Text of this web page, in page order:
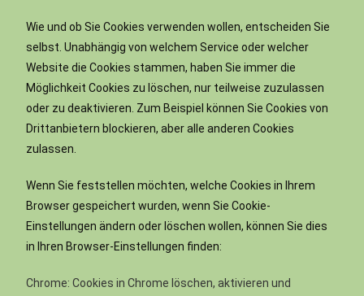
Wie und ob Sie Cookies verwenden wollen, entscheiden Sie
selbst. Unabhängig von welchem Service oder welcher
Website die Cookies stammen, haben Sie immer die
Möglichkeit Cookies zu löschen, nur teilweise zuzulassen
oder zu deaktivieren. Zum Beispiel können Sie Cookies von
Drittanbietern blockieren, aber alle anderen Cookies
zulassen.
Wenn Sie feststellen möchten, welche Cookies in Ihrem
Browser gespeichert wurden, wenn Sie Cookie-
Einstellungen ändern oder löschen wollen, können Sie dies
in Ihren Browser-Einstellungen finden:
Chrome: Cookies in Chrome löschen, aktivieren und